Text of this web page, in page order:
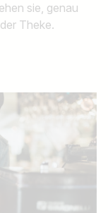
sie, genau
Theke.